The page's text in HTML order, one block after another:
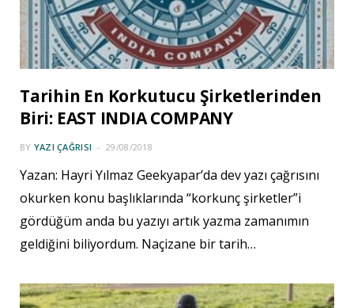
Tarihin En Korkutucu Şirketlerinden
Biri: EAST INDIA COMPANY
BY YAZI ÇAĞRISI 29/08/2018
Yazan: Hayri Yılmaz Geekyapar’da dev yazı çağrısını
okurken konu başlıklarında “korkunç şirketler”i
gördüğüm anda bu yazıyı artık yazma zamanımın
geldiğini biliyordum. Naçizane bir tarih…